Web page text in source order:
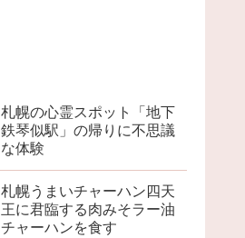
札幌の心霊スポット「地下
鉄琴似駅」の帰りに不思議
な体験
札幌うまいチャーハン四天
王に君臨する肉みそラー油
チャーハンを食す